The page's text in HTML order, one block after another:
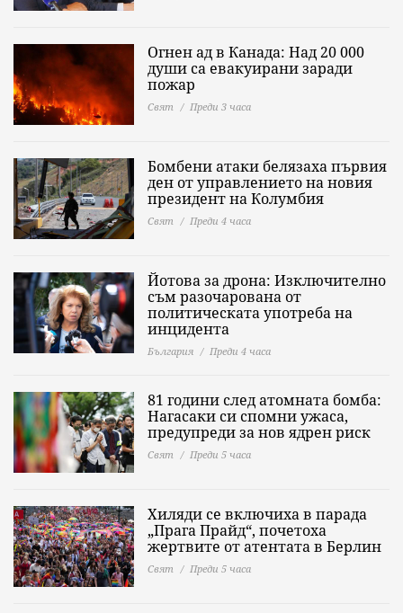
Огнен ад в Канада: Над 20 000
души са евакуирани заради
пожар
Свят Преди 3 часа
Бомбени атаки белязаха първия
ден от управлението на новия
президент на Колумбия
Свят Преди 4 часа
Йотова за дрона: Изключително
съм разочарована от
политическата употреба на
инцидента
България Преди 4 часа
81 години след атомната бомба:
Нагасаки си спомни ужаса,
предупреди за нов ядрен риск
Свят Преди 5 часа
Хиляди се включиха в парада
„Прага Прайд“, почетоха
жертвите от атентата в Берлин
Свят Преди 5 часа